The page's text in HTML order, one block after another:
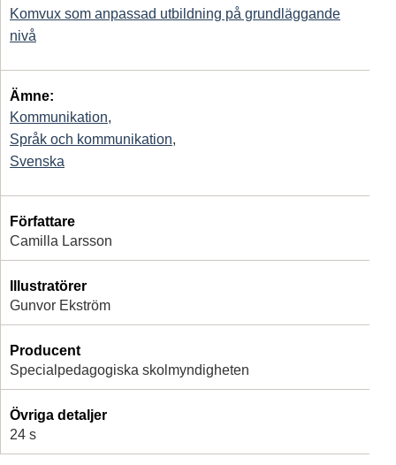
Komvux som anpassad utbildning på grundläggande
nivå
Ämne:
Kommunikation,
Språk och kommunikation,
Svenska
Författare
Camilla Larsson
Illustratörer
Gunvor Ekström
Producent
Specialpedagogiska skolmyndigheten
Övriga detaljer
24 s